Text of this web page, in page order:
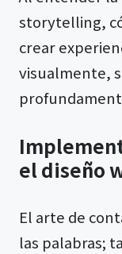
storytelling,
crear
visualmente,
el diseño
El arte de
las palabras;